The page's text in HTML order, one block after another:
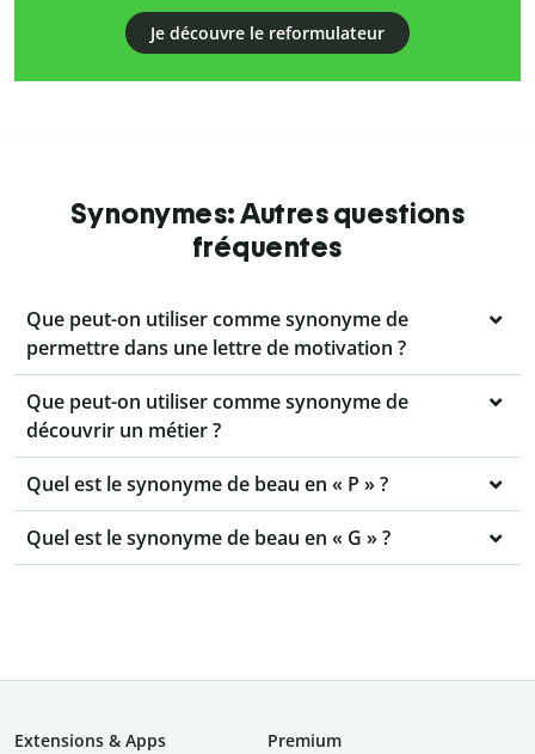
Je découvre le reformulateur
Synonymes: Autres questions
fréquentes
Que peut-on utiliser comme synonyme de
permettre dans une lettre de motivation ?
Que peut-on utiliser comme synonyme de
découvrir un métier ?
Quel est le synonyme de beau en « P » ?
Quel est le synonyme de beau en « G » ?
Extensions & Apps
Premium